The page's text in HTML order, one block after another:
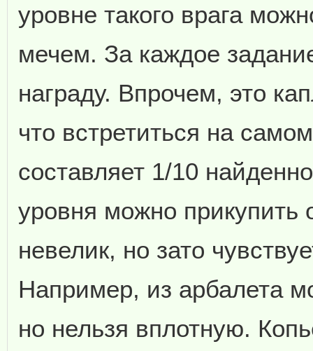
уровне такого врага
мечем. За каждое
награду. Впрочем, это
что встретиться на
составляет 1/10
уровня можно
невелик, но зато
Например, из арбалета
но нельзя вплотную.